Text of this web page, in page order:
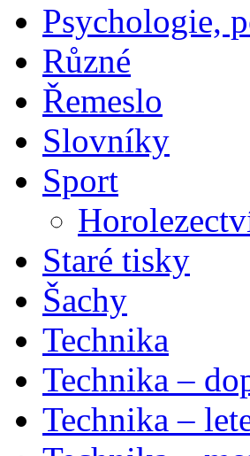
Psychologie,
Různé
Řemeslo
Slovníky
Sport
Staré tisky
Šachy
Technika
Technika –
Technika –